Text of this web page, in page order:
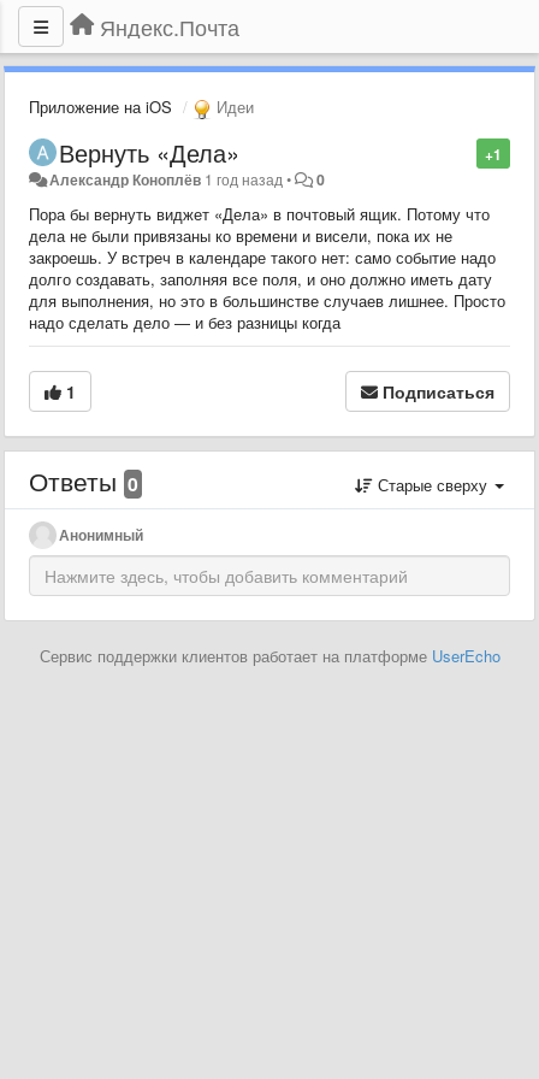
Яндекс.Почта
Приложение на iOS Идеи
+1
Вернуть «Дела»
Александр Коноплёв 1 год назад • 0
Пора бы вернуть виджет «Дела» в почтовый ящик. Потому что
дела не были привязаны ко времени и висели, пока их не
закроешь. У встреч в календаре такого нет: само событие надо
долго создавать, заполняя все поля, и оно должно иметь дату
для выполнения, но это в большинстве случаев лишнее. Просто
надо сделать дело — и без разницы когда
1 Подписаться
Ответы 0 Старые сверху
Анонимный
Сервис поддержки клиентов работает на платформе UserEcho